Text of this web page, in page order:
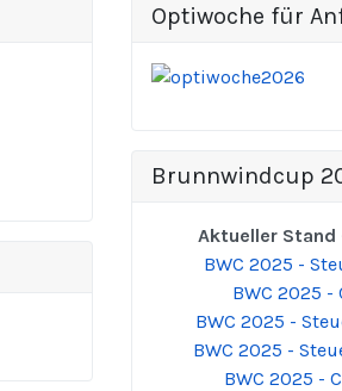
Optiwoche für
Brunnwindcup
Aktueller Stand
BWC 2025 -
BWC 2025 -
BWC 2025 -
BWC 2025 -
BWC 2025 -